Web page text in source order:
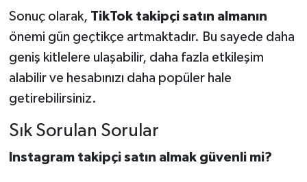
Sonuç olarak, TikTok takipçi satın almanın
önemi gün geçtikçe artmaktadır. Bu sayede daha
geniş kitlelere ulaşabilir, daha fazla etkileşim
alabilir ve hesabınızı daha popüler hale
getirebilirsiniz.
Sık Sorulan Sorular
Instagram takipçi satın almak güvenli mi?